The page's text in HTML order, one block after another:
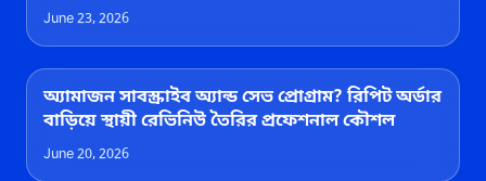
June 23, 2026
অ্যামাজন সাবস্ক্রাইব অ্যান্ড সেভ প্রোগ্রাম? রিপিট অর্ডার
বাড়িয়ে স্থায়ী রেভিনিউ তৈরির প্রফেশনাল কৌশল
June 20, 2026